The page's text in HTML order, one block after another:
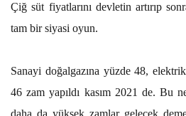
Çiğ süt fiyatlarını devletin artırıp
tam bir siyasi oyun.
Sanayi doğalgazına yüzde 48,
46 zam yapıldı kasım 2021 de. Bu
daha da yüksek zamlar gelecek